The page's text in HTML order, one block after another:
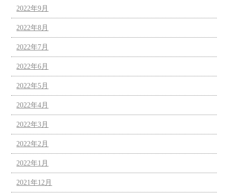
2022年9月
2022年8月
2022年7月
2022年6月
2022年5月
2022年4月
2022年3月
2022年2月
2022年1月
2021年12月